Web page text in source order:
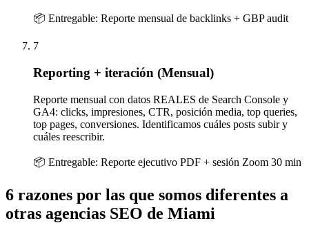
📦 Entregable: Reporte mensual de backlinks + GBP audit
7
Reporting + iteración (Mensual)
Reporte mensual con datos REALES de Search Console y
GA4: clicks, impresiones, CTR, posición media, top queries,
top pages, conversiones. Identificamos cuáles posts subir y
cuáles reescribir.
📦 Entregable: Reporte ejecutivo PDF + sesión Zoom 30 min
6 razones por las que somos diferentes a
otras agencias SEO de Miami